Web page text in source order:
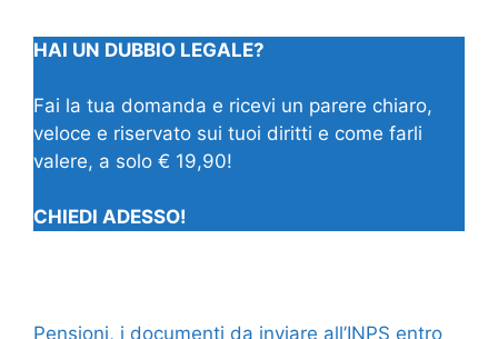
HAI UN DUBBIO LEGALE?
Fai la tua domanda e ricevi un parere chiaro,
veloce e riservato sui tuoi diritti e come farli
valere, a solo € 19,90!
CHIEDI ADESSO!
Pensioni, i documenti da inviare all’INPS entro